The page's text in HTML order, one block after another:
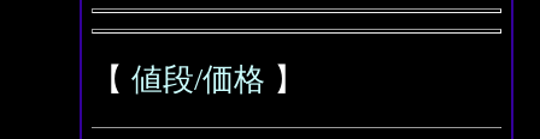
【 値段/価格 】